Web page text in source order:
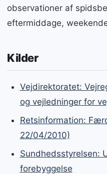
observationer af
eftermiddage,
Kilder
Vejdirektoratet:
og vejledninger for
Retsinformation:
22/04/2010)
Sundhedsstyrelsen:
forebyggelse